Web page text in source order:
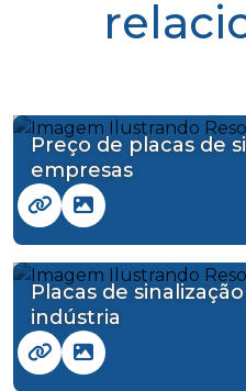
Preço de placas de
empresas
Placas de
indústria